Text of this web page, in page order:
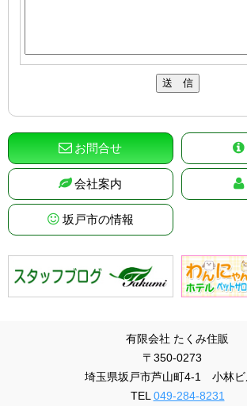
お問合せ
会社案内
坂戸市の情報
有限会社 たくみ住販
〒350-0273
埼玉県坂戸市芦山町4-1 小林ビ
TEL049-284-8231